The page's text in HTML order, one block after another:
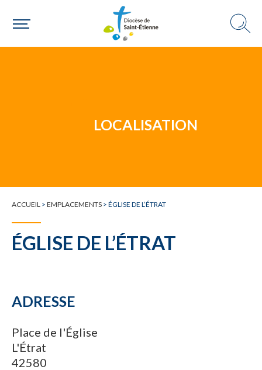
Un mouvement
LOCALISATION
ACCUEIL > EMPLACEMENTS > ÉGLISE DE L’ÉTRAT
ÉGLISE DE L’ÉTRAT
ADRESSE
Place de l'Église
L'Étrat
42580